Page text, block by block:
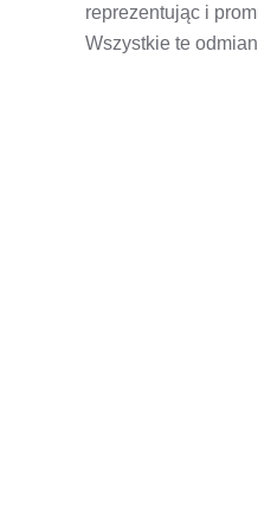
reprezentując i
Wszystkie te